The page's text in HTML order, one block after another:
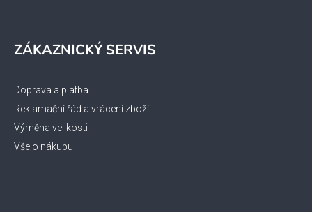
ZÁKAZNICKÝ SERVIS
Doprava a platba
Reklamační řád a vrácení zboží
Výměna velikosti
Vše o nákupu